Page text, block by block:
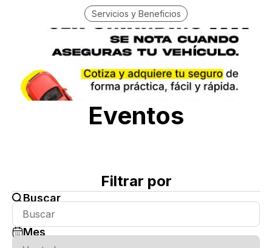
Servicios y Beneficios
Eventos
Filtrar por
Buscar
Mes